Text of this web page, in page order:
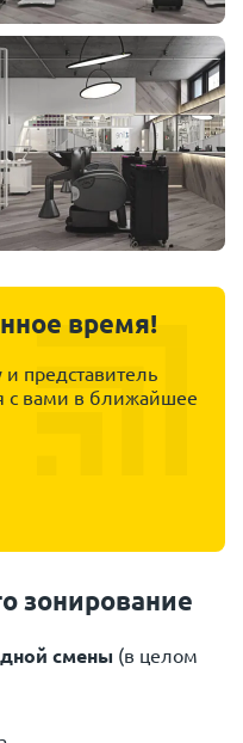
время!
представитель
с вами в ближайшее
зонирование
смены (в целом